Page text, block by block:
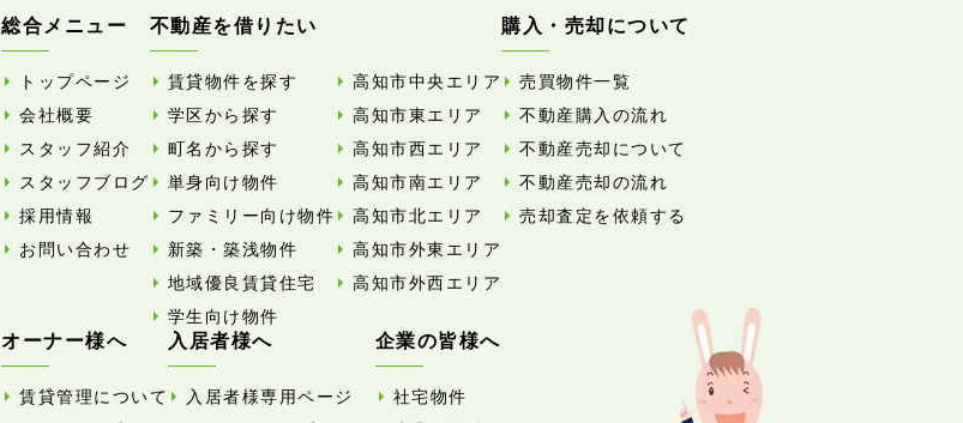
総合メニュー
トップページ
会社概要
スタッフ紹介
スタッフブログ
採用情報
お問い合わせ
不動産を借りたい
賃貸物件を探す
学区から探す
町名から探す
単身向け物件
ファミリー向け物件
新築・築浅物件
地域優良賃貸住宅
学生向け物件
高知市中央エリア
高知市東エリア
高知市西エリア
高知市南エリア
高知市北エリア
高知市外東エリア
高知市外西エリア
購入・売却について
売買物件一覧
不動産購入の流れ
不動産売却について
不動産売却の流れ
売却査定を依頼する
オーナー様へ
賃貸管理について
入居者様へ
入居者様専用ページ
企業の皆様へ
社宅物件